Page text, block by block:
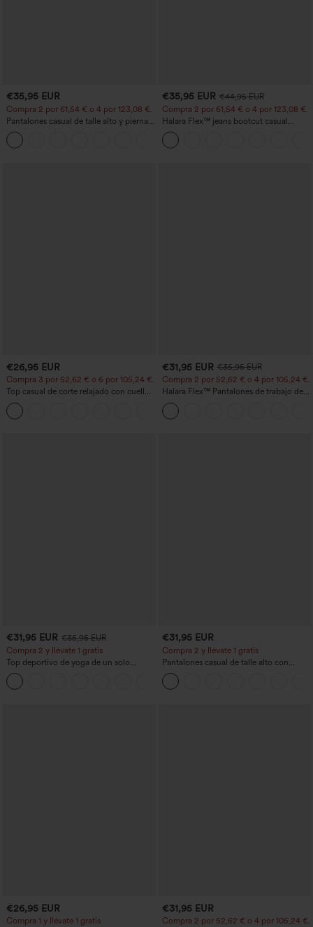
€35,95 EUR
Compra 2 por 61,54 € o 4 por 123,08 €.
Pantalones casual de talle alto y pierna
recta con tacto de lino y bolsillos
€35,95 EUR €44,95 EUR
Compra 2 por 61,54 € o 4 por 123,08 €.
Halara Flex™ jeans bootcut casual
lavados, de talle alto y con bolsillos
€26,95 EUR
Compra 3 por 52,62 € o 6 por 105,24 €.
Top casual de corte relajado con cuello
redondo y mangas murciélago.
€31,95 EUR €35,95 EUR
Compra 2 por 52,62 € o 4 por 105,24 €.
Halara Flex™ Pantalones de trabajo de
talle alto, moldeadores del cuerpo, que
estilizan la cintura, con bolsillos, de
pierna ancha en micro‑waffle
€31,95 EUR €35,95 EUR
Compra 2 y llévate 1 gratis
Top deportivo de yoga de un solo
hombro, manga larga con agujero para
el pulgar, dobladillo curvo estilo high-
low (frente más corto, espalda más
€31,95 EUR
Compra 2 y llévate 1 gratis
Pantalones casual de talle alto con
cordón, pernera ancha, en mezcla de
lino y con bolsillos
€26,95 EUR
Compra 1 y llévate 1 gratis
€31,95 EUR
Compra 2 por 52,62 € o 4 por 105,24 €.